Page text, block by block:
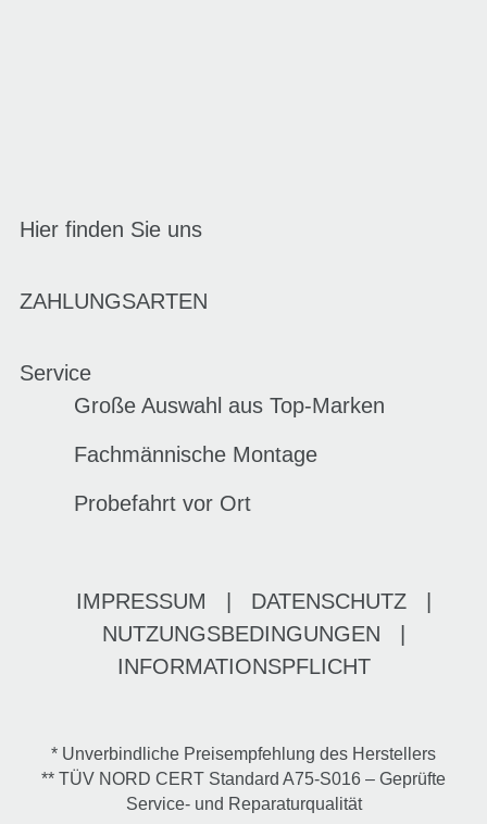
Hier finden Sie uns
ZAHLUNGSARTEN
Service
Große Auswahl aus Top-Marken
Fachmännische Montage
Probefahrt vor Ort
IMPRESSUM DATENSCHUTZ
NUTZUNGSBEDINGUNGEN
INFORMATIONSPFLICHT
* Unverbindliche Preisempfehlung des Herstellers
** TÜV NORD CERT Standard A75-S016 – Geprüfte
Service- und Reparaturqualität